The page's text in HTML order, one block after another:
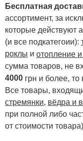
Бесплатная
ассортимент, за
которые действуют
(и все подкатегоии):
роклы и отопление
сумма товаров, не
4000 грн и более, то
Все товары,
стремянки, вёдра и
при полной либо
от стоимости